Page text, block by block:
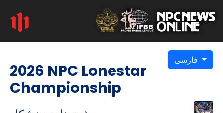
2026 NPC Lonestar
Championship